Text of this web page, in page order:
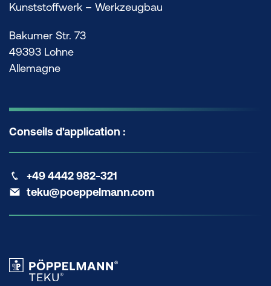
Kunststoffwerk – Werkzeugbau
Bakumer Str. 73
49393 Lohne
Allemagne
Conseils d'application :
+49 4442 982-321
teku@poeppelmann.com